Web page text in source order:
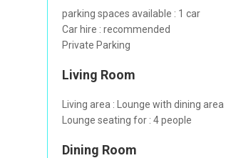
parking spaces available : 1 car
Car hire : recommended
Private Parking
Living Room
Living area : Lounge with dining area
Lounge seating for : 4 people
Dining Room